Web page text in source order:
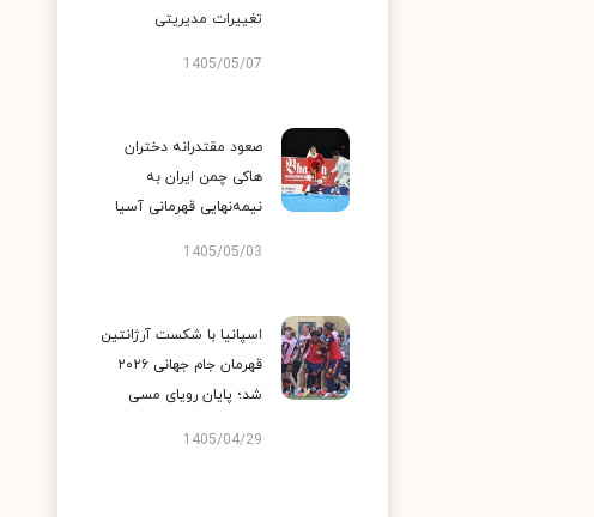
تغییرات مدیریتی
1405/05/07
صعود مقتدرانه دختران
هاکی چمن ایران به
نیمه‌نهایی قهرمانی آسیا
1405/05/03
اسپانیا با شکست آرژانتین
قهرمان جام جهانی ۲۰۲۶
شد؛ پایان رویای مسی
1405/04/29